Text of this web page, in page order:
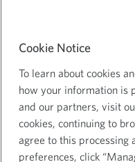
lien
pour
changer
de
nouvelle
fenêtre
s’affichera.
Confidentialité et sécurité
Site Web de la Banque
Cookie Notice
To learn about cookies
how your information is
and our partners, visit
cookies, continuing to
agree to this processing
preferences, click